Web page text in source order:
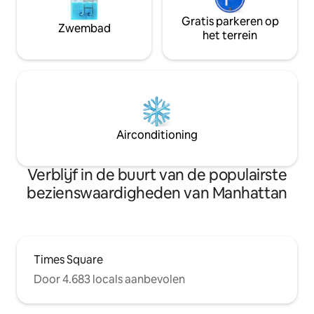
Zwembad
Gratis parkeren op
het terrein
Airconditioning
Verblijf in de buurt van de populairste
bezienswaardigheden van Manhattan
Times Square
Door 4.683 locals aanbevolen